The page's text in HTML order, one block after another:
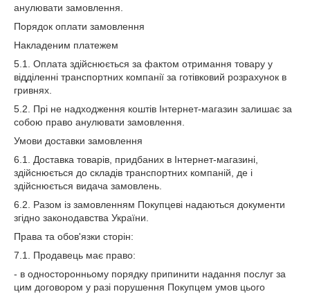
анулювати замовлення.
Порядок оплати замовлення
Накладеним платежем
5.1. Оплата здійснюється за фактом отримання товару у
відділенні транспортних компанії за готівковий розрахунок в
гривнях.
5.2. Прі не надходження коштів Інтернет-магазин залишає за
собою право анулювати замовлення.
Умови доставки замовлення
6.1. Доставка товарів, придбаних в Інтернет-магазині,
здійснюється до складів транспортних компаній, де і
здійснюється видача замовлень.
6.2. Разом із замовленням Покупцеві надаються документи
згідно законодавства України.
Права та обов'язки сторін:
7.1. Продавець має право:
- в односторонньому порядку припинити надання послуг за
цим договором у разі порушення Покупцем умов цього